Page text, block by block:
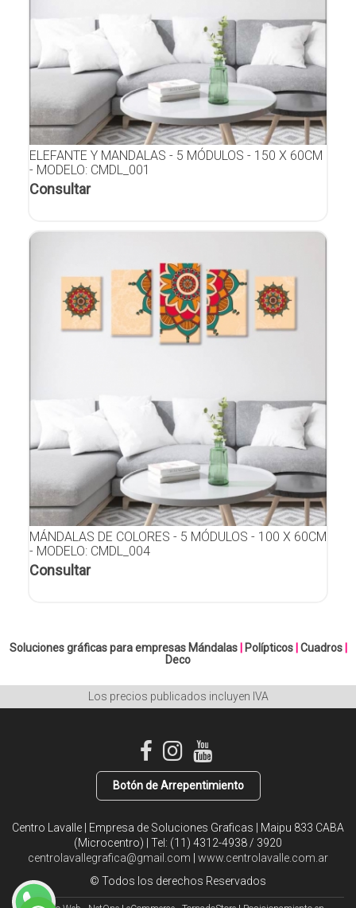
ELEFANTE Y MANDALAS - 5 MÓDULOS - 150 X 60CM
- MODELO: CMDL_001
Consultar
MÁNDALAS DE COLORES - 5 MÓDULOS - 100 X 60CM
- MODELO: CMDL_004
Consultar
Soluciones gráficas para empresas Mándalas| Polípticos| Cuadros|
Deco
Los precios publicados incluyen IVA
Botón de Arrepentimiento
Centro Lavalle | Empresa de Soluciones Graficas | Maipu 833 CABA
(Microcentro) | Tel: (11) 4312-4938 / 3920
centrolavallegrafica@gmail.com
www.centrolavalle.com.ar
© Todos los derechos Reservados